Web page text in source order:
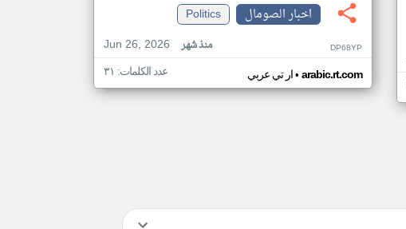
اخبار الصومال
Politics
Jun 26, 2026
منذ شهر DP68YP
ار تي عربي• arabic.rt.com عدد الكلمات: ٣١